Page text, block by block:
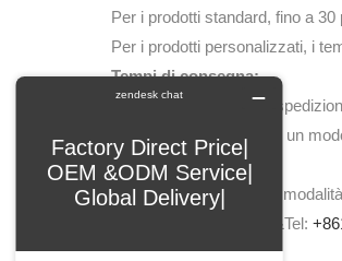
Per i prodotti standard, fino a
Per i prodotti personalizzati, i
Tempi di consegna:
Possiamo organizzare
Con espresso e aereo è un
Costi di spedizione:
Diverse regioni, diverse
spedizione. Cos’è APP&Tel: